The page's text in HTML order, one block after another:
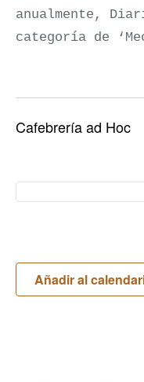
anualmente,
categoría de
Cafebrería ad Hoc
Añadir al